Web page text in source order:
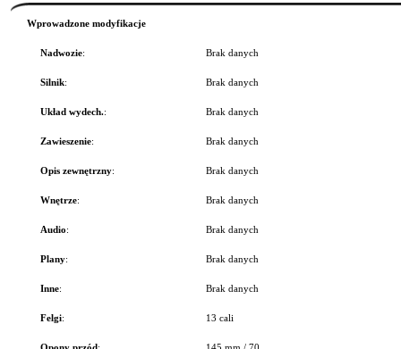
Wprowadzone modyfikacje
Nadwozie: Brak danych
Silnik: Brak danych
Układ wydech.: Brak danych
Zawieszenie: Brak danych
Opis zewnętrzny: Brak danych
Wnętrze: Brak danych
Audio: Brak danych
Plany: Brak danych
Inne: Brak danych
Felgi: 13 cali